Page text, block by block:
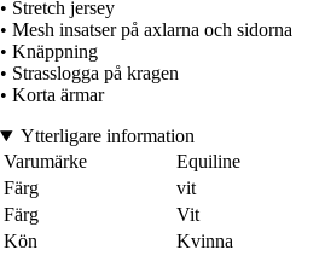
• Stretch jersey
• Mesh insatser på axlarna och sidorna
• Knäppning
• Strasslogga på kragen
• Korta ärmar
Ytterligare information
Varumärke
Equiline
Färg
vit
Färg
Vit
Kön
Kvinna